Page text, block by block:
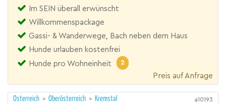
Im SEIN überall erwünscht
Willkommenspackage
Gassi- & Wanderwege, Bach neben dem Haus
Hunde urlauben kostenfrei
Hunde pro Wohneinheit
2
Preis auf Anfrage
Österreich > Oberösterreich > Kremstal a10193